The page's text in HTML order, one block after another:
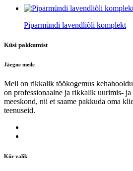
Piparmündi lavendliõli komplekt
Küsi pakkumist
Järgne meile
Meil on rikkalik töökogemus
on professionaalne ja rikkalik uurimis- ja
meeskond, nii et saame pakkuda oma
teenuseid.
Kiir valik